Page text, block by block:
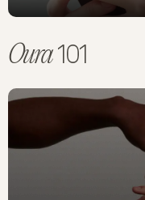
Oura101